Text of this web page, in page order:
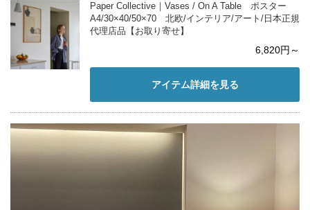
Paper Collective｜Vases / On A Table ポスター
A4/30×40/50×70 北欧/インテリア/アート/日本正規
代理店品【お取り寄せ】
6,820円～
アイテム詳細を見る